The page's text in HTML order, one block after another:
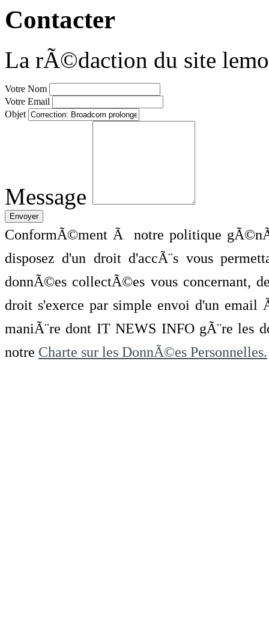
Contacter
La rÃ©daction du site
Votre Nom
Votre Email
Objet
Message
ConformÃ©ment Ã notre politique
disposez d'un droit d'accÃ¨s vous
donnÃ©es collectÃ©es vous concernant,
droit s'exerce par simple envoi d'un
maniÃ¨re dont IT NEWS INFO gÃ¨re les
notre Charte sur les DonnÃ©es Personnelles.